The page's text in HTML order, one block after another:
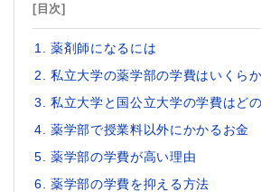
[目次]
薬剤師になるには
私立大学の薬学部の学費はいくら
私立大学と国公立大学の学費はど
薬学部で授業料以外にかかるお金
薬学部の学費が高い理由
薬学部の学費を抑える方法